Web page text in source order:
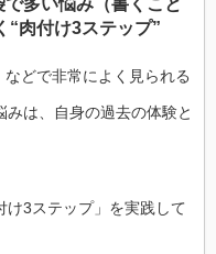
“肉付け3ステップ”
などで非常によく見られる
みは、自身の過去の体験と
け3ステップ」を実践して